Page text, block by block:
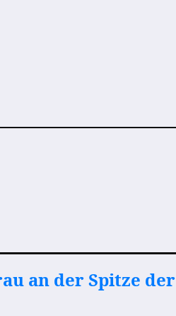
an der Spitze der